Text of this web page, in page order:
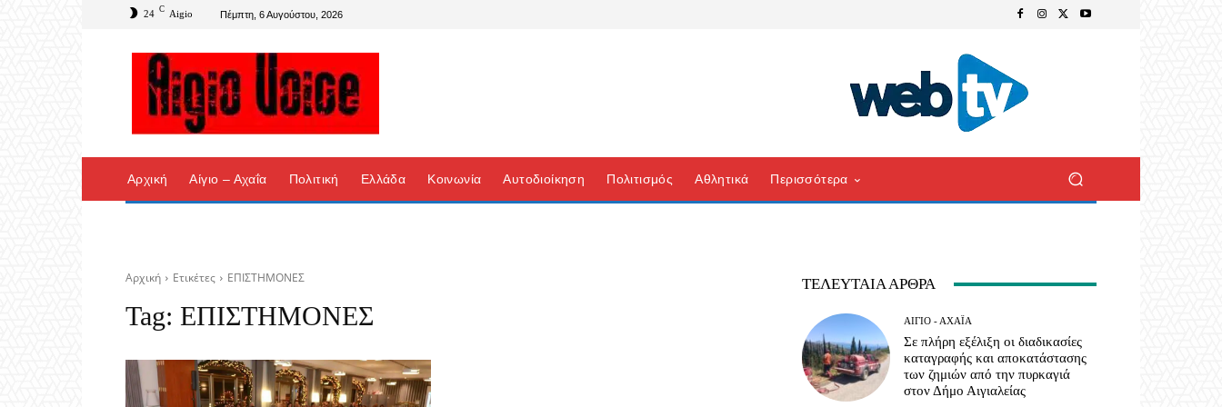
24 C Aigio Πέμπτη, 6 Αυγούστου, 2026
Αρχική Αίγιο – Αχαΐα Πολιτική Ελλάδα Κοινωνία Αυτοδιοίκηση Πολιτισμός Αθλητικά Περισσότερα
Αρχική Ετικέτες ΕΠΙΣΤΗΜΟΝΕΣ
Tag: ΕΠΙΣΤΗΜΟΝΕΣ
ΤΕΛΕΥΤΑΊΑ ΆΡΘΡΑ
ΑΊΓΙΟ - ΑΧΑΪ́Α
Σε πλήρη εξέλιξη οι διαδικασίες
καταγραφής και αποκατάστασης
των ζημιών από την πυρκαγιά
στον Δήμο Αιγιαλείας